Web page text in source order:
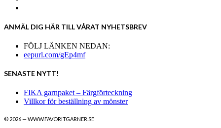
ANMÄL DIG HÄR TILL VÅRAT NYHETSBREV
FÖLJ LÄNKEN NEDAN:
eepurl.com/gEp4mf
SENASTE NYTT!
FIKA garnpaket – Färgförteckning
Villkor för beställning av mönster
© 2026 — WWW.FAVORITGARNER.SE